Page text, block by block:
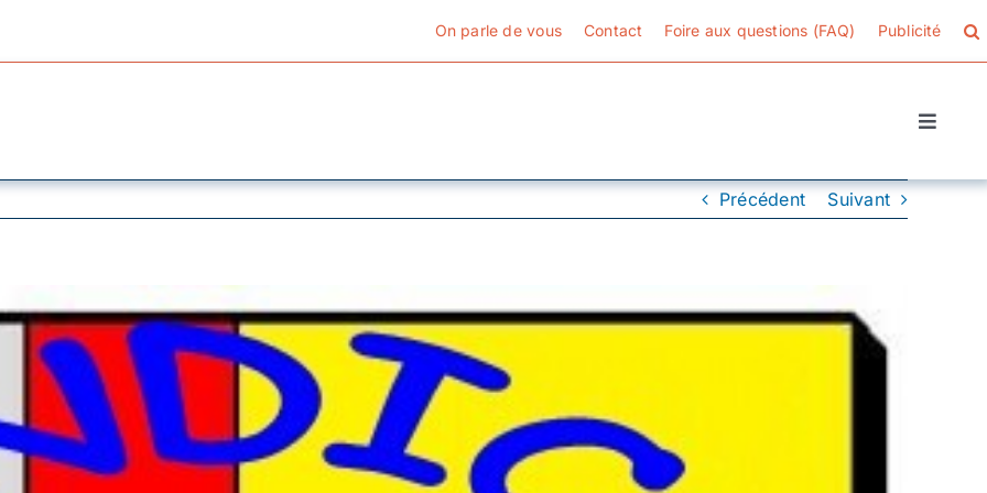
On parle de vous Contact Foire aux questions (FAQ) Publicité
Toggle
Cyclotourisme
Vélos de ville
Matériel
Conseils
Précédent Suivant